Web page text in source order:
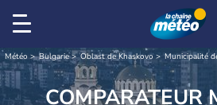
Météo Bulgarie Oblast de Khaskovo Municipalité
COMPARATEUR